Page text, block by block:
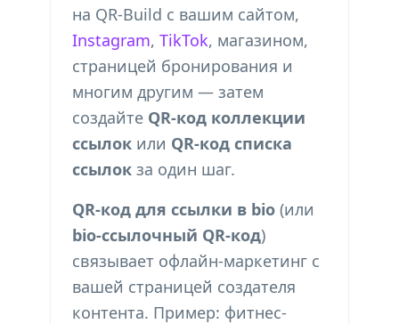
на QR-Build с вашим сайтом,
Instagram, TikTok, магазином,
страницей бронирования и
многим другим — затем
создайте QR-код коллекции
ссылок или QR-код списка
ссылок за один шаг.
QR-код для ссылки в bio (или
bio-ссылочный QR-код)
связывает офлайн-маркетинг с
вашей страницей создателя
контента. Пример: фитнес-